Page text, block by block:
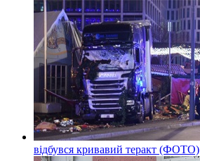
відбувся кривавий теракт (ФОТО)